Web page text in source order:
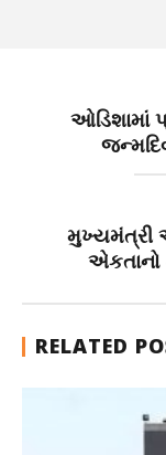
ઓડિશામાં
મુખ્યમંત્રી
એકતાનો
RELATED